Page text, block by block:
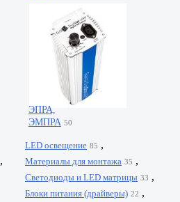
,
ЭПРА,
ЭМПРА 50
LED освещение 85 ,
Материалы для монтажа 35 ,
Светодиоды и LED матрицы 33 ,
Блоки питания (драйверы) 22 ,